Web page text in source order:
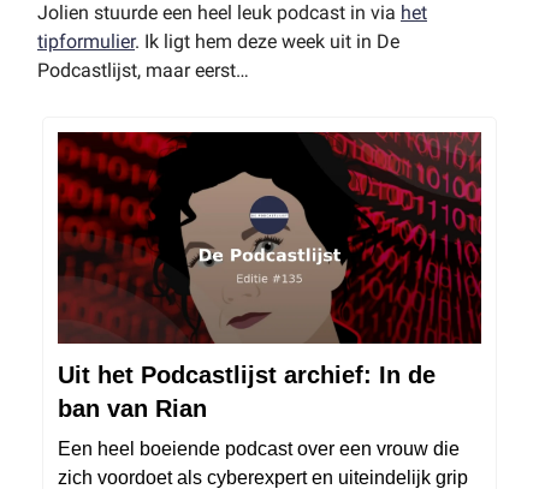
Jolien stuurde een heel leuk podcast in via het
tipformulier. Ik ligt hem deze week uit in De
Podcastlijst, maar eerst…
Uit het Podcastlijst archief: In de
ban van Rian
Een heel boeiende podcast over een vrouw die
zich voordoet als cyberexpert en uiteindelijk grip